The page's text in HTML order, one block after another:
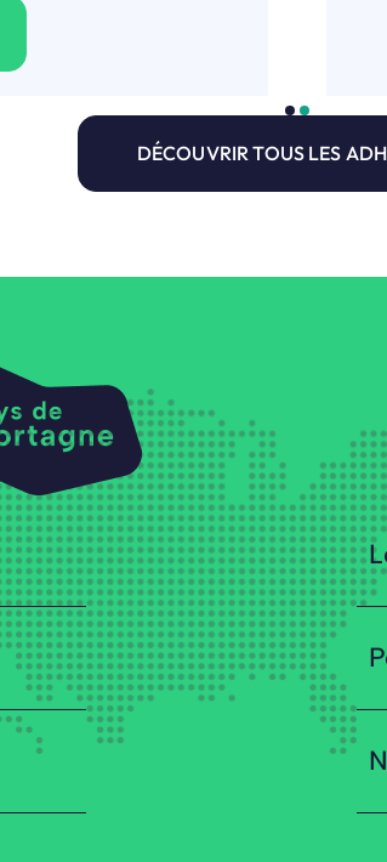
DÉCOUVRIR TOUS LES